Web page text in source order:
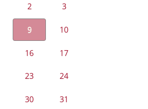
2 3
9 10
16 17
23 24
30 31